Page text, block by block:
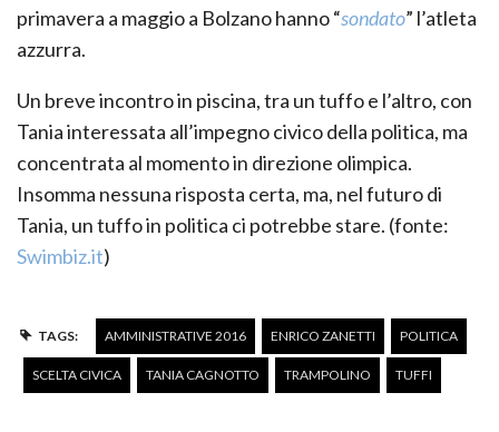
primavera a maggio a Bolzano hanno “sondato” l’atleta
azzurra.
Un breve incontro in piscina, tra un tuffo e l’altro, con
Tania interessata all’impegno civico della politica, ma
concentrata al momento in direzione olimpica.
Insomma nessuna risposta certa, ma, nel futuro di
Tania, un tuffo in politica ci potrebbe stare. (fonte:
Swimbiz.it)
TAGS: AMMINISTRATIVE 2016 ENRICO ZANETTI POLITICA
SCELTA CIVICA TANIA CAGNOTTO TRAMPOLINO TUFFI